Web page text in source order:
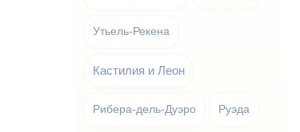
Утьель-Рекена
Кастилия и Леон
Рибера-дель-Дуэро Руэда